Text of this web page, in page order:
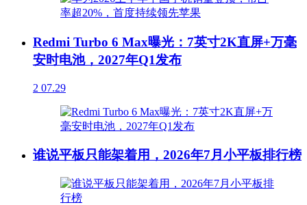
Redmi Turbo 6 Max曝光：7英寸2K直屏+万毫
安时电池，2027年Q1发布
2 07.29
谁说平板只能架着用，2026年7月小平板排行榜